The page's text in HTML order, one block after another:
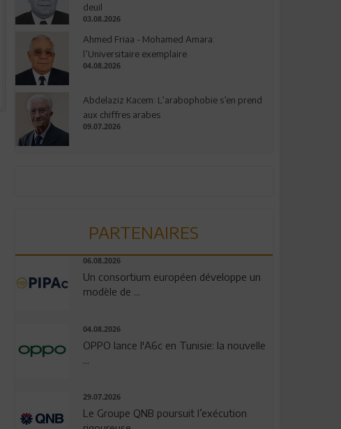
deuil
03.08.2026
Ahmed Friaa - Mohamed Amara:
l’Universitaire exemplaire
04.08.2026
Abdelaziz Kacem: L’arabophobie s’en prend
aux chiffres arabes
09.07.2026
PARTENAIRES
06.08.2026
Un consortium européen développe un
modèle de ...
04.08.2026
OPPO lance l'A6c en Tunisie: la nouvelle
29.07.2026
Le Groupe QNB poursuit l’exécution